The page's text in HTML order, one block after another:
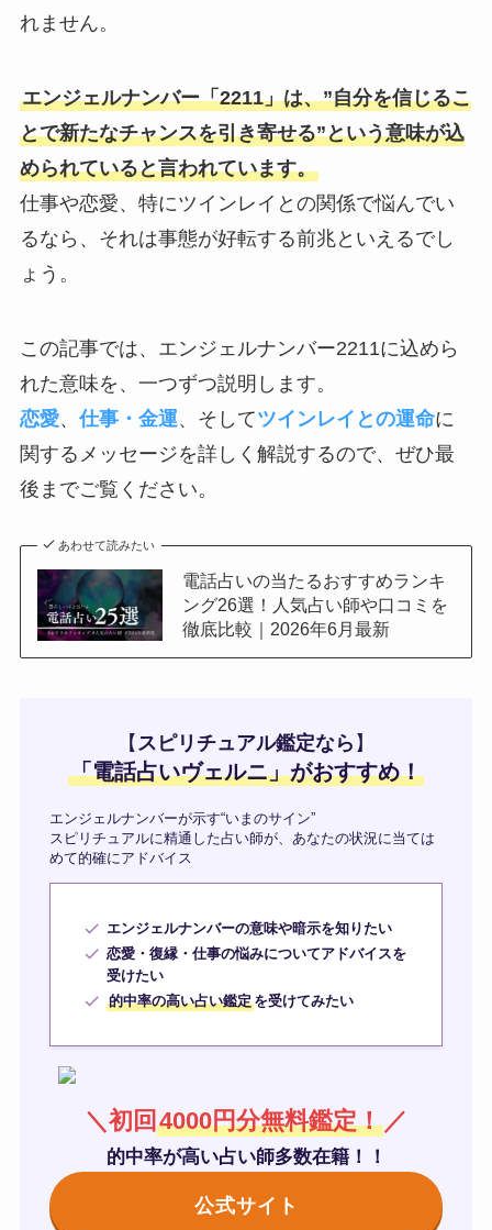
れません。
エンジェルナンバー「2211」は、”自分を信じるこ
とで新たなチャンスを引き寄せる”という意味が込
められていると言われています。
仕事や恋愛、特にツインレイとの関係で悩んでい
るなら、それは事態が好転する前兆といえるでし
ょう。
この記事では、エンジェルナンバー2211に込めら
れた意味を、一つずつ説明します。
恋愛、 仕事・金運、そしてツインレイとの運命に
関するメッセージを詳しく解説するので、ぜひ最
後までご覧ください。
あわせて読みたい
電話占いの当たるおすすめランキ
ング26選！人気占い師や口コミを
徹底比較｜2026年6月最新
【 スピリチュアル鑑定なら 】
「電話占いヴェルニ」がおすすめ！
エンジェルナンバーが示す“いまのサイン”
スピリチュアルに精通した占い師が、あなたの状況に当ては
めて的確にアドバイス
エンジェルナンバーの意味や暗示を知りたい
恋愛・復縁・仕事の悩みについてアドバイスを
受けたい
的中率の高い占い鑑定を受けてみたい
＼初回 4000円分無料鑑定！ ／
的中率が高い占い師多数在籍！！
公式サイト